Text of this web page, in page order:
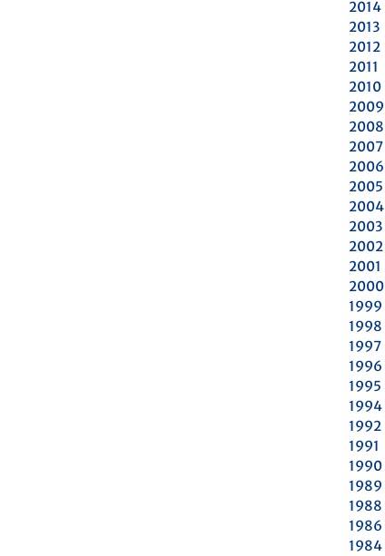
2014
2013
2012
2011
2010
2009
2008
2007
2006
2005
2004
2003
2002
2001
2000
1999
1998
1997
1996
1995
1994
1992
1991
1990
1989
1988
1986
1984